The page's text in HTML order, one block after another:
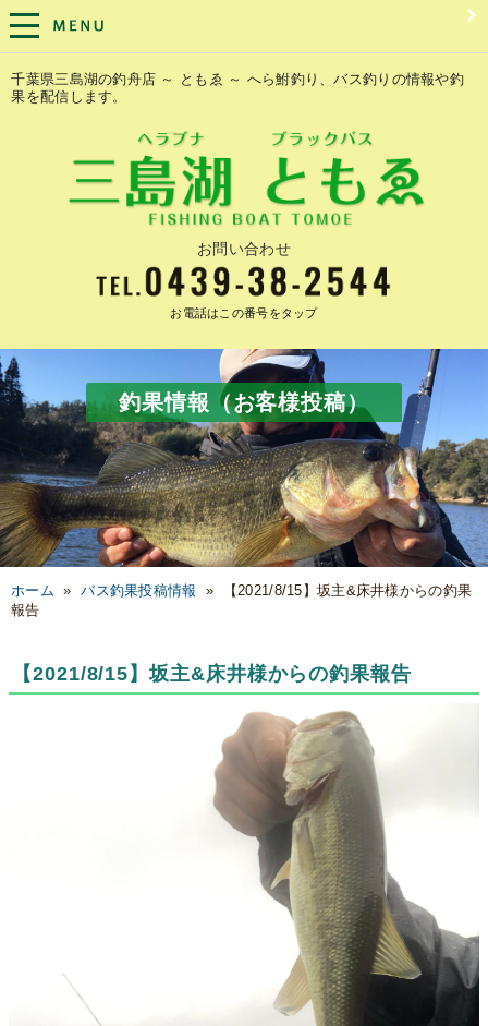
千葉県三島湖の釣舟店 ～ ともゑ ～ へら鮒釣り、バス釣りの情報や釣
果を配信します。
お問い合わせ
お電話はこの番号をタップ
釣果情報（お客様投稿）
ホーム »バス釣果投稿情報 »
【2021/8/15】坂主&床井様からの釣果
報告
【2021/8/15】坂主&床井様からの釣果報告